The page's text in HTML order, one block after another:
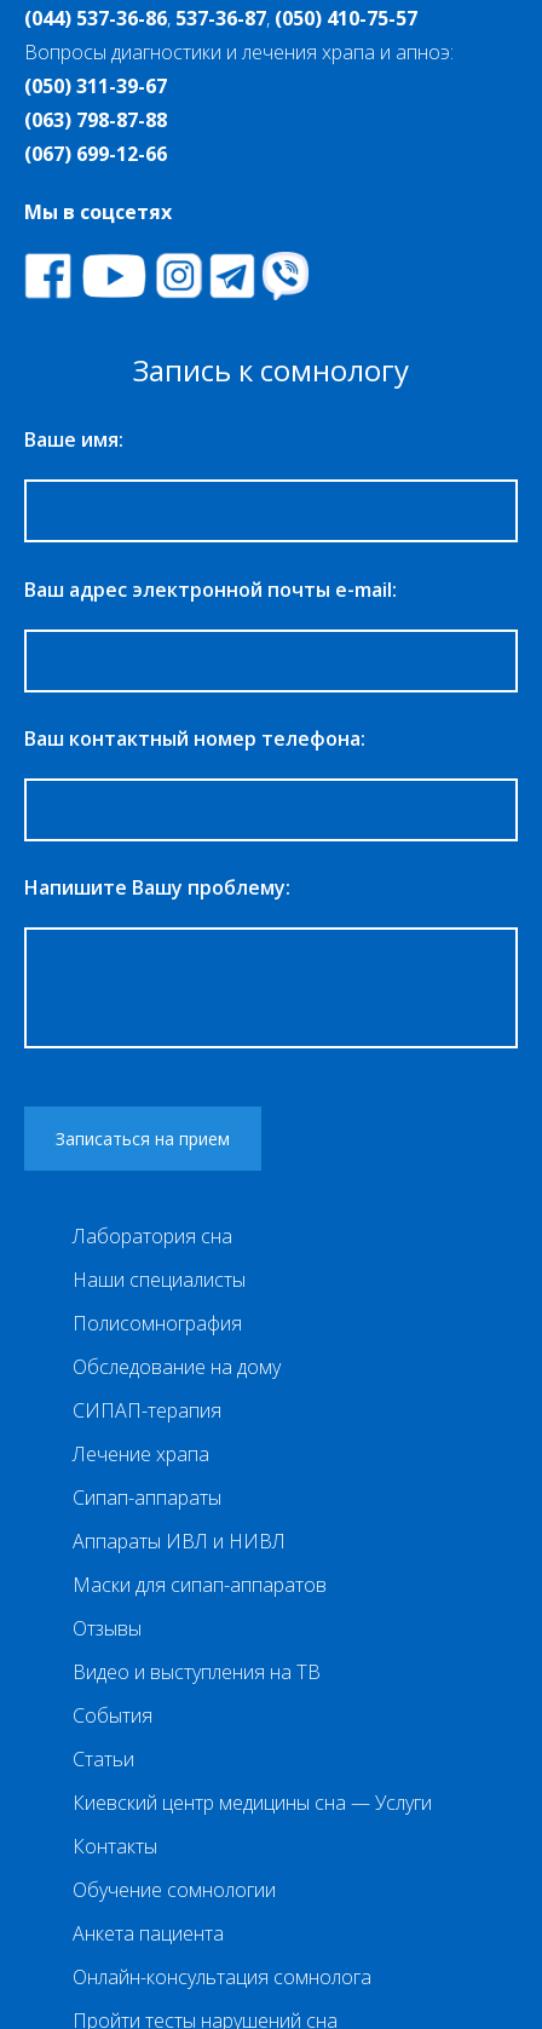
(044) 537-36-86, 537-36-87, (050) 410-75-57
Вопросы диагностики и лечения храпа и апноэ:
(050) 311-39-67
(063) 798-87-88
(067) 699-12-66
Мы в соцсетях
Запись к сомнологу
Ваше имя:
Ваш адрес электронной почты e-mail:
Ваш контактный номер телефона:
Напишите Вашу проблему:
Лаборатория сна
Наши специалисты
Полисомнография
Обследование на дому
СИПАП-терапия
Лечение храпа
Сипап-аппараты
Аппараты ИВЛ и НИВЛ
Маски для сипап-аппаратов
Отзывы
Видео и выступления на ТВ
События
Статьи
Киевский центр медицины сна — Услуги
Контакты
Обучение сомнологии
Анкета пациента
Онлайн-консультация сомнолога
Пройти тесты нарушений сна